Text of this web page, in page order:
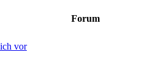
Forum
vor